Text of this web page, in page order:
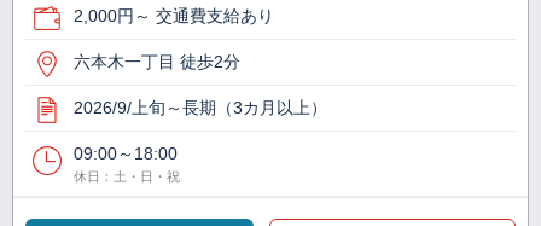
2,000円～ 交通費支給あり
六本木一丁目 徒歩2分
2026/9/上旬～長期（3カ月以上）
09:00～18:00
休日：土・日・祝